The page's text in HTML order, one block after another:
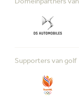
Supporters van golf